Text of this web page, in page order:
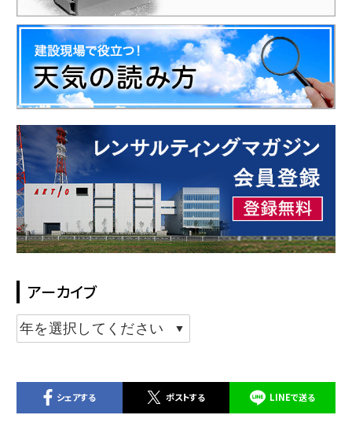
アーカイブ
シェアする ポストする LINEで送る